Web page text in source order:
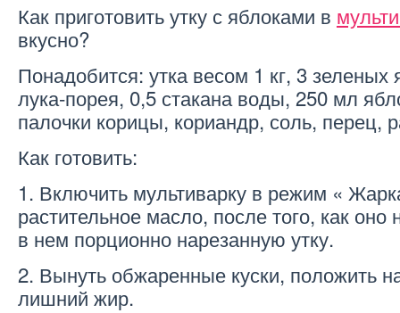
Как приготовить утку с яблоками в
вкусно?
Понадобится: утка весом 1 кг, 3 зеленых
лука-порея, 0,5 стакана воды, 250 мл
палочки корицы, кориандр, соль, перец,
Как готовить:
1. Включить мультиварку в режим «
растительное масло, после того, как оно
в нем порционно нарезанную утку.
2. Вынуть обжаренные куски, положить
лишний жир.